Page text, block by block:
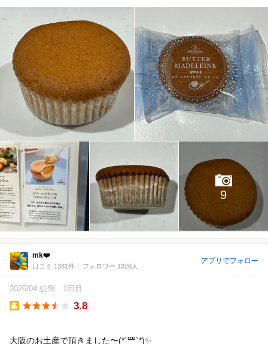
9
mk❤️
口コミ 1381件 フォロワー 1328人
アプリでフォロー
2026/04 訪問 1回目
3.8
大阪のお土産で頂きました〜(*´罒`*)✨